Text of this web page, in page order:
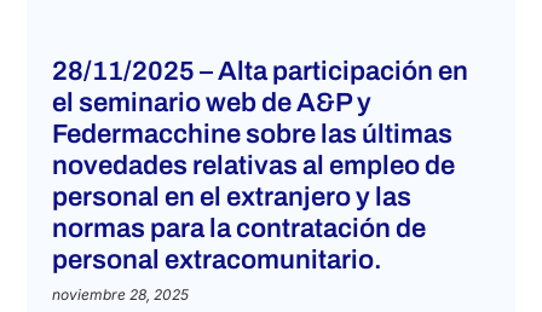
28/11/2025 – Alta participación en
el seminario web de A&P y
Federmacchine sobre las últimas
novedades relativas al empleo de
personal en el extranjero y las
normas para la contratación de
personal extracomunitario.
noviembre 28, 2025